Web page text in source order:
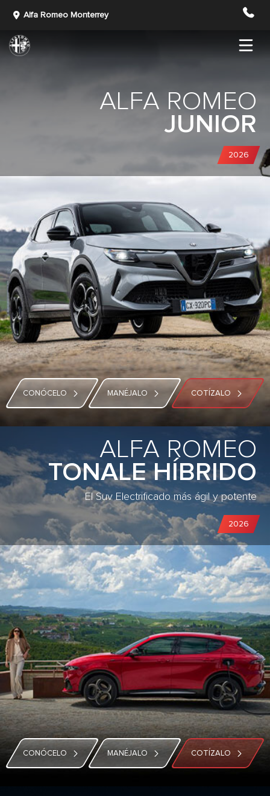
Alfa Romeo Monterrey
ALFA ROMEO
JUNIOR
2026
CONÓCELO MANÉJALO COTÍZALO
ALFA ROMEO
TONALE HÍBRIDO
El Suv Electrificado más ágil y potente
2026
CONÓCELO MANÉJALO COTÍZALO